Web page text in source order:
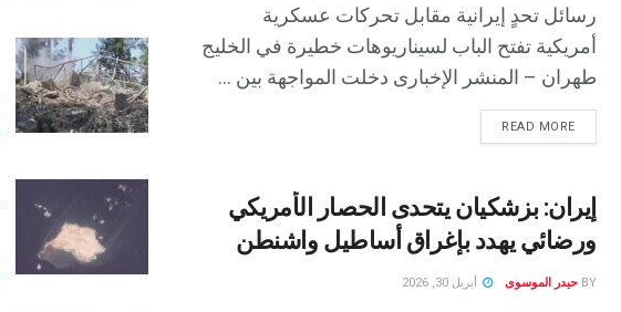
رسائل تحدٍ إيرانية مقابل تحركات عسكرية
أمريكية تفتح الباب لسيناريوهات خطيرة في الخليج
طهران – المنشر الإخبارى دخلت المواجهة بين ...
READ MORE
إيران: بزشكيان يتحدى الحصار الأمريكي
ورضائي يهدد بإغراق أساطيل واشنطن
BY حيدر الموسوى أبريل 30, 2026